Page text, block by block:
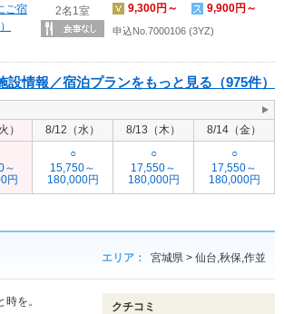
ご宿
2名1室 9,300円～ 9,900円～
申込No.7000106 (3YZ)
設情報／宿泊プランをもっと見る（975件）
） 8/12（水） 8/13（木）
8/14（金）
～
円
○
15,750～
180,000円
○
17,550～
180,000円
○
17,550～
180,000円
エリア： 宮城県 > 仙台,秋保,作並
を。 クチコミ